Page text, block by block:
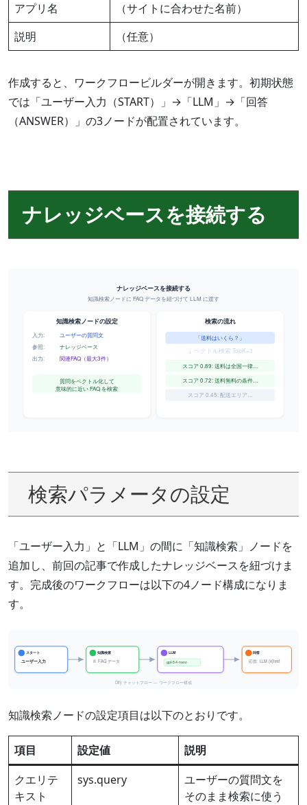
アプリ名
（サイトに合わせた名前）
説明
（任意）
作成すると、ワークフロービルダーが開きます。初期状態
では「ユーザー入力（START）」→「LLM」→「回答
（ANSWER）」の3ノードが配置されています。
ナレッジベースを接続する
検索パラメータの設定
「ユーザー入力」と「LLM」の間に「知識検索」ノードを
追加し、前回の記事で作成したナレッジベースを紐づけま
す。完成後のワークフローは以下の4ノード構成になりま
す。
知識検索ノードの設定項目は以下のとおりです。
項目 設定値
説明
クエリテ
キスト
sys.query
ユーザーの質問文を
そのまま検索に使う